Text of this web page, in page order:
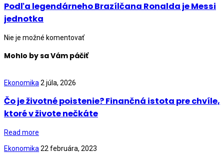
Podľa legendárneho Brazílčana Ronalda je Messi
jednotka
Nie je možné komentovať
Mohlo by sa Vám páčiť
Ekonomika 2 júla, 2026
Čo je životné poistenie? Finančná istota pre chvíle,
ktoré v živote nečkáte
Read more
Ekonomika 22 februára, 2023